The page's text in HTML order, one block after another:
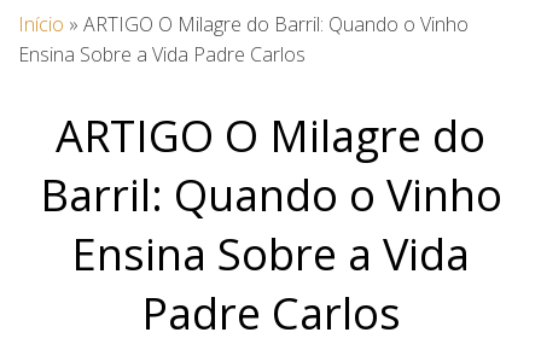
Início » ARTIGO O Milagre do Barril: Quando o Vinho
Ensina Sobre a Vida Padre Carlos
ARTIGO O Milagre do
Barril: Quando o Vinho
Ensina Sobre a Vida
Padre Carlos